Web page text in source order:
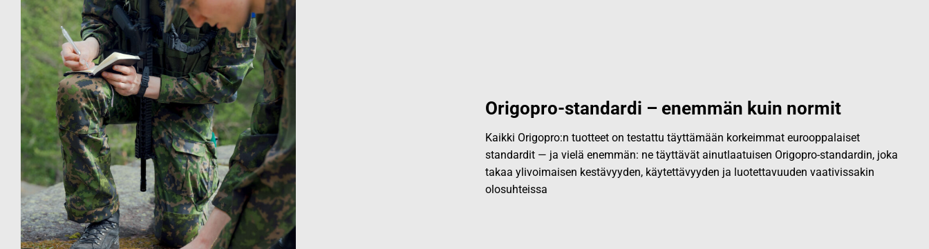
Origopro-standardi – enemmän kuin normit
Kaikki Origopro:n tuotteet on testattu täyttämään korkeimmat eurooppalaiset
standardit — ja vielä enemmän: ne täyttävät ainutlaatuisen Origopro-standardin, joka
takaa ylivoimaisen kestävyyden, käytettävyyden ja luotettavuuden vaativissakin
olosuhteissa